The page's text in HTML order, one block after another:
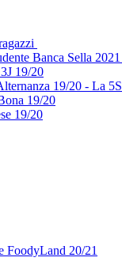
Banca Sella
19/20
19/20 - La
19/20
19/20
FoodyLand 20/21